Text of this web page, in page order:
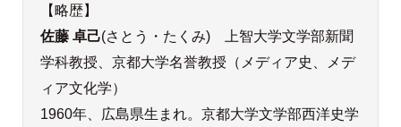
【略歴】
佐藤 卓己(さとう・たくみ) 上智大学文学部新聞
学科教授、京都大学名誉教授（メディア史、メデ
ィア文化学）
1960年、広島県生まれ。京都大学文学部西洋史学